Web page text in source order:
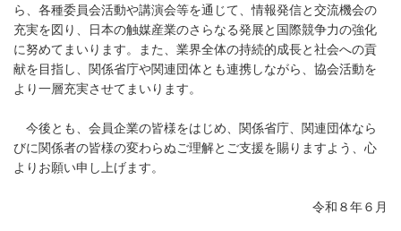
ら、各種委員会活動や講演会等を通じて、情報発信と交流機会の
充実を図り、日本の触媒産業のさらなる発展と国際競争力の強化
に努めてまいります。また、業界全体の持続的成長と社会への貢
献を目指し、関係省庁や関連団体とも連携しながら、協会活動を
より一層充実させてまいります。
今後とも、会員企業の皆様をはじめ、関係省庁、関連団体なら
びに関係者の皆様の変わらぬご理解とご支援を賜りますよう、心
よりお願い申し上げます。
令和８年６月